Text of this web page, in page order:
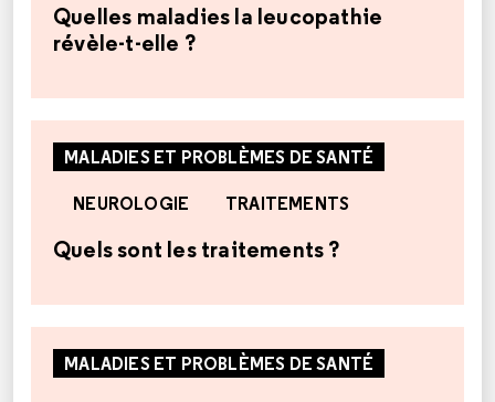
Quelles maladies la leucopathie
révèle-t-elle ?
MALADIES ET PROBLÈMES DE SANTÉ
NEUROLOGIE TRAITEMENTS
Quels sont les traitements ?
MALADIES ET PROBLÈMES DE SANTÉ